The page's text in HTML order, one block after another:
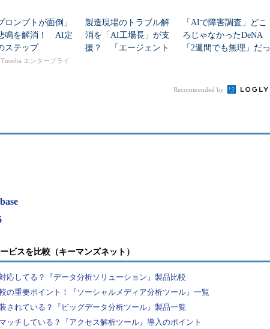
の民主化”施策の第二弾として2015年4月に発表されたの
ム化である。
）」は、「基本機能は無料で、高度な機能や特別な機能に
アプリケーションとなっており、データベース（SQL
など）、サーバーソフトウエア（Exchange Server、
CRM）、SaaS（Salesforce.com、Google Analytics）など、さま
されているデータをクラウド側で分析し、グラフや地図への
化することができる（
BI Desktop」というWindowsアプリケーションも提供され
ロンプトが面倒」
鳴を解消！ AI定
ステップ
エンタープライ
製造現場のトラブル解
消を「AI工場長」が支
援？ 「エージェント
「AIで障害調査」どこ
ろじゃなかったDeNA
「2週間でも無理」だっ
Recommended by
ビスを比較（キーマンズネット）
応してる？『データ分析ソリューション』製品比較
の重要ポイント！『ソーシャルメディア分析ツール』一覧
されている？『ビッグデータ分析ツール』製品一覧
ッチしている？『アクセス解析ツール』導入のポイント